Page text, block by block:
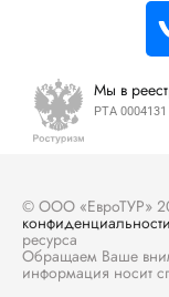
Мы в
РТА 0004131
© ООО «ЕвроТУР»
конфиденциальности
ресурса
Обращаем Ваше
информация носит